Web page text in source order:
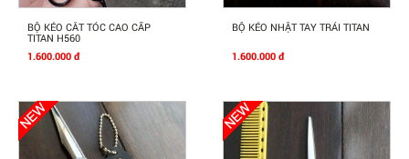
Mua Ngay
BỘ KÉO CẮT TÓC CAO CẤP
TITAN H560
1.600.000 đ
Mua Ngay
BỘ KÉO NHẬT TAY TRÁI TITAN
1.600.000 đ